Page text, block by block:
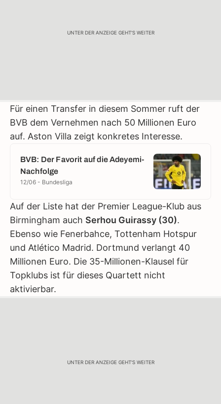
UNTER DER ANZEIGE GEHT'S WEITER
Für einen Transfer in diesem Sommer ruft der
BVB dem Vernehmen nach 50 Millionen Euro
auf. Aston Villa zeigt konkretes Interesse.
BVB: Der Favorit auf die Adeyemi-
Nachfolge
12/06 - Bundesliga
Auf der Liste hat der Premier League-Klub aus
Birmingham auch Serhou Guirassy (30).
Ebenso wie Fenerbahce, Tottenham Hotspur
und Atlético Madrid. Dortmund verlangt 40
Millionen Euro. Die 35-Millionen-Klausel für
Topklubs ist für dieses Quartett nicht
aktivierbar.
UNTER DER ANZEIGE GEHT'S WEITER